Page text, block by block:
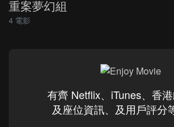
重案夢幻組
4 電影
有齊 Netflix、iTunes、香
及座位資訊、及用戶評分